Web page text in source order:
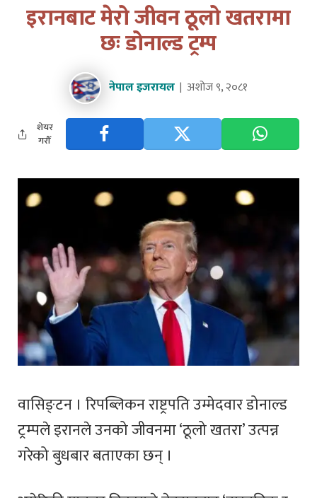
इरानबाट मेरो जीवन ठूलो खतरामा
छः डोनाल्ड ट्रम्प
नेपाल इजरायल अशोज ९, २०८१
शेयर
गरौँ
वासिङ्टन । रिपब्लिकन राष्ट्रपति उम्मेदवार डोनाल्ड
ट्रम्पले इरानले उनको जीवनमा ‘ठूलो खतरा’ उत्पन्न
गरेको बुधबार बताएका छन् ।